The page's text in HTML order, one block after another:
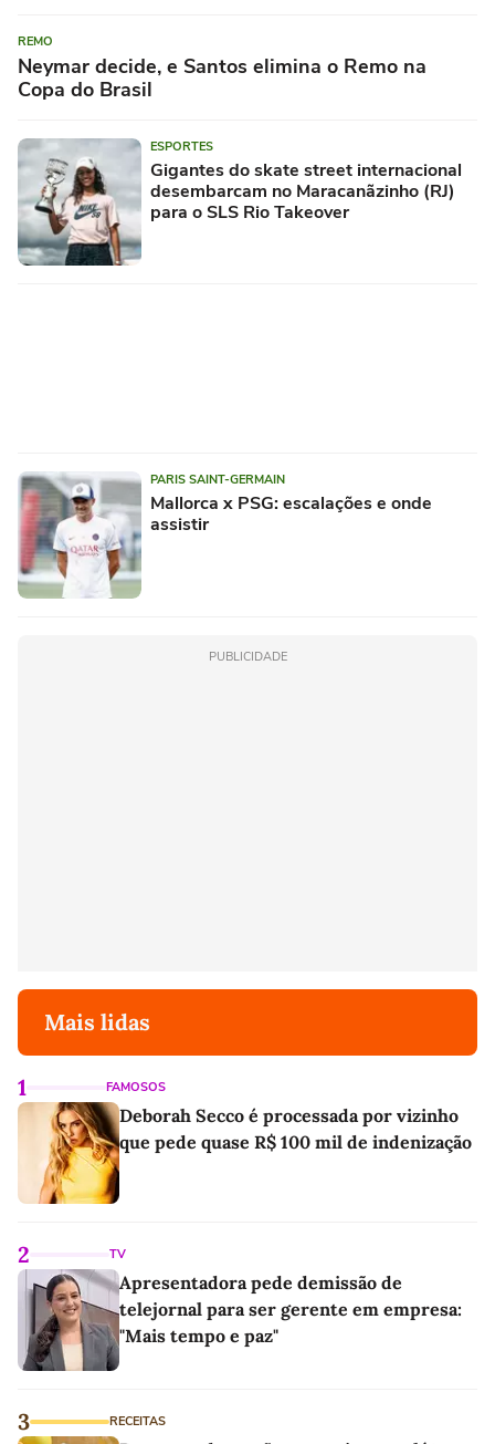
REMO
Neymar decide, e Santos elimina o Remo na
Copa do Brasil
ESPORTES
Gigantes do skate street internacional
desembarcam no Maracanãzinho (RJ)
para o SLS Rio Takeover
PARIS SAINT-GERMAIN
Mallorca x PSG: escalações e onde
assistir
PUBLICIDADE
Mais lidas
1 FAMOSOS
Deborah Secco é processada por vizinho
que pede quase R$ 100 mil de indenização
2 TV
Apresentadora pede demissão de
telejornal para ser gerente em empresa:
"Mais tempo e paz"
3 RECEITAS